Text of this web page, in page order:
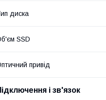
диска
SSD
привід
і зв'язок